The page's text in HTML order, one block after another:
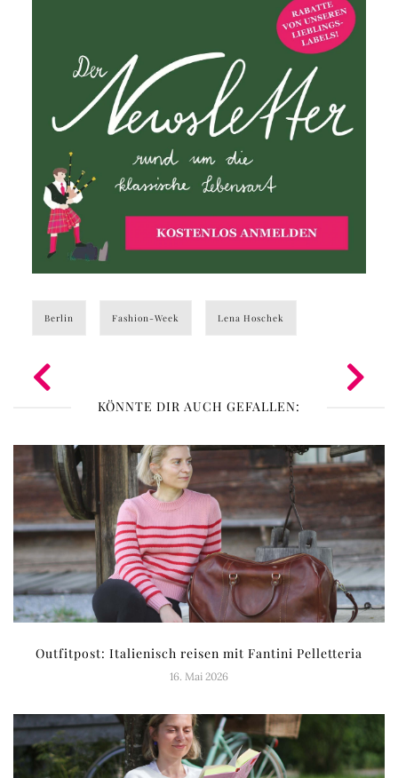
Berlin Fashion-Week Lena Hoschek
KÖNNTE DIR AUCH GEFALLEN:
Outfitpost: Italienisch reisen mit Fantini Pelletteria
16. Mai 2026